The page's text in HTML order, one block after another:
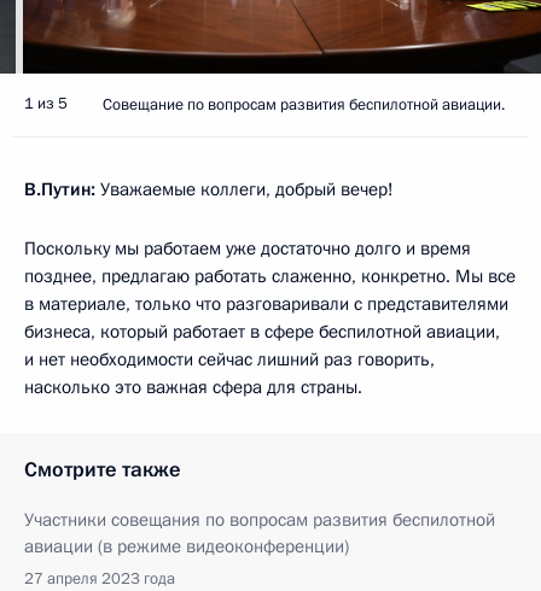
1 из 5 Совещание по вопросам развития беспилотной авиации.
В.Путин: Уважаемые коллеги, добрый вечер!
Поскольку мы работаем уже достаточно долго и время
позднее, предлагаю работать слаженно, конкретно. Мы все
в материале, только что разговаривали с представителями
бизнеса, который работает в сфере беспилотной авиации,
и нет необходимости сейчас лишний раз говорить,
насколько это важная сфера для страны.
Смотрите также
Участники совещания по вопросам развития беспилотной
авиации (в режиме видеоконференции)
27 апреля 2023 года